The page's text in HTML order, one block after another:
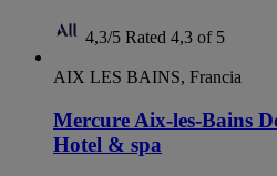
4,3/5 Rated 4,3 of 5
AIX LES BAINS, Francia
Mercure Aix-les-Bains
Hotel & spa